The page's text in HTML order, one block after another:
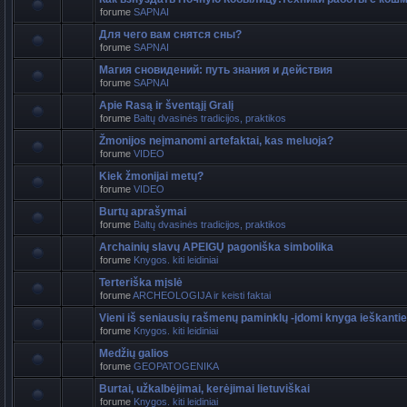
forume SAPNAI
Для чего вам снятся сны?
forume SAPNAI
Магия сновидений: путь знания и действия
forume SAPNAI
Apie Rasą ir šventąjį Gralį
forume Baltų dvasinės tradicijos, praktikos
Žmonijos neįmanomi artefaktai, kas meluoja?
forume VIDEO
Kiek žmonijai metų?
forume VIDEO
Burtų aprašymai
forume Baltų dvasinės tradicijos, praktikos
Archainių slavų APEIGŲ pagoniška simbolika
forume Knygos. kiti leidiniai
Terteriška mįslė
forumeARCHEOLOGIJA ir keisti faktai
Vieni iš seniausių rašmenų paminklų -įdomi knyga
forume Knygos. kiti leidiniai
Medžių galios
forume GEOPATOGENIKA
Burtai, užkalbėjimai, kerėjimai lietuviškai
forume Knygos. kiti leidiniai